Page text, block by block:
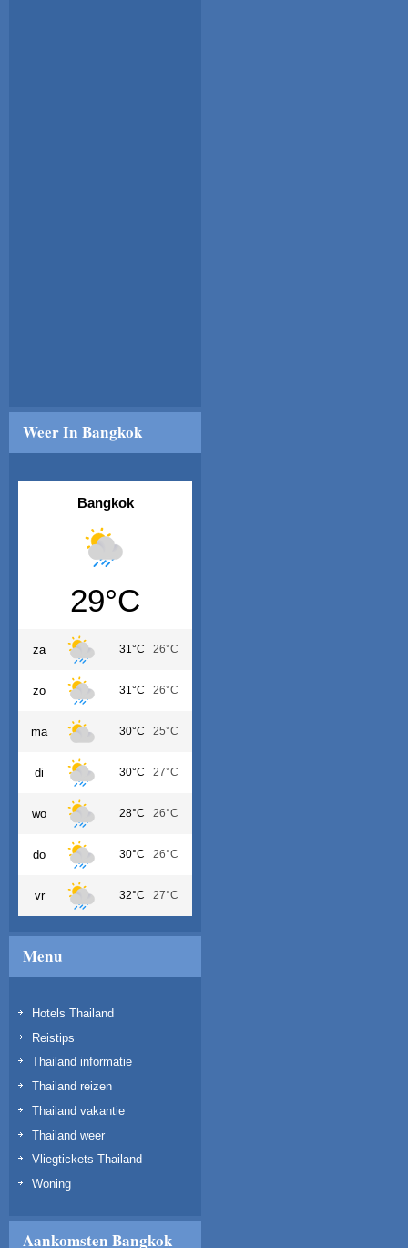
Weer In Bangkok
Bangkok
29°C
za 31°C 26°C
zo 31°C 26°C
ma 30°C 25°C
di 30°C 27°C
wo 28°C 26°C
do 30°C 26°C
vr 32°C 27°C
Menu
Hotels Thailand
Reistips
Thailand informatie
Thailand reizen
Thailand vakantie
Thailand weer
Vliegtickets Thailand
Woning
Aankomsten Bangkok